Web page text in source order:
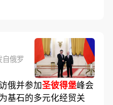
自俄罗
俄并参加圣彼得堡峰会
基石的多元化经贸关